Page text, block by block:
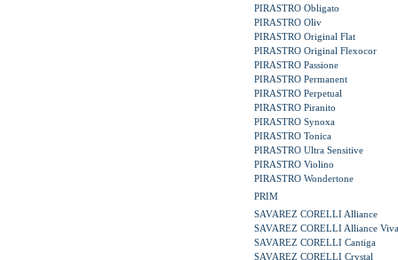
PIRASTRO Obligato
PIRASTRO Oliv
PIRASTRO Original Flat
PIRASTRO Original Flexocor
PIRASTRO Passione
PIRASTRO Permanent
PIRASTRO Perpetual
PIRASTRO Piranito
PIRASTRO Synoxa
PIRASTRO Tonica
PIRASTRO Ultra Sensitive
PIRASTRO Violino
PIRASTRO Wondertone
PRIM
SAVAREZ CORELLI Alliance
SAVAREZ CORELLI Alliance
SAVAREZ CORELLI Cantiga
SAVAREZ CORELLI Crystal